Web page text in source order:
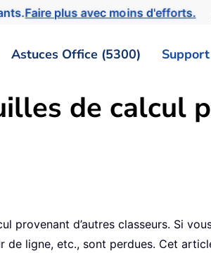
Faire plus avec moins d'efforts.
Astuces Office (5300) Support
de calcul
provenant d’autres classeurs. Si
de ligne, etc., sont perdues. Cet